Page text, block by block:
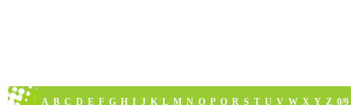
A B C D E F G H I J K L M N O P Q R S T U V W X Y Z 0/9